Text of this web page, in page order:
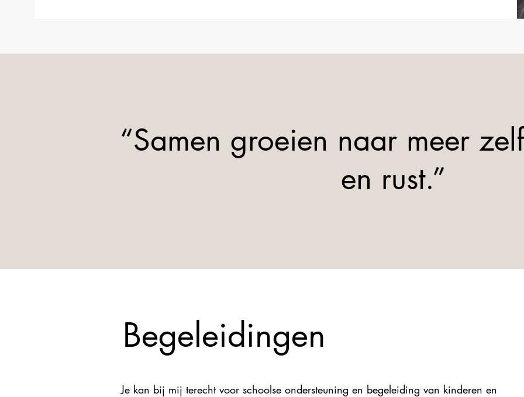
“Samen groeien naar meer
en rust.”
Begeleidingen
Je kan bij mij terecht voor schoolse ondersteuning en begeleiding van kinderen en